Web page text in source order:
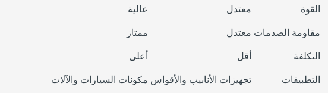
القوة معتدل عالية
مقاومة الصدمات معتدل ممتاز
التكلفة أقل أعلى
التطبيقات تجهيزات الأنابيب والأقواس مكونات السيارات والآلات